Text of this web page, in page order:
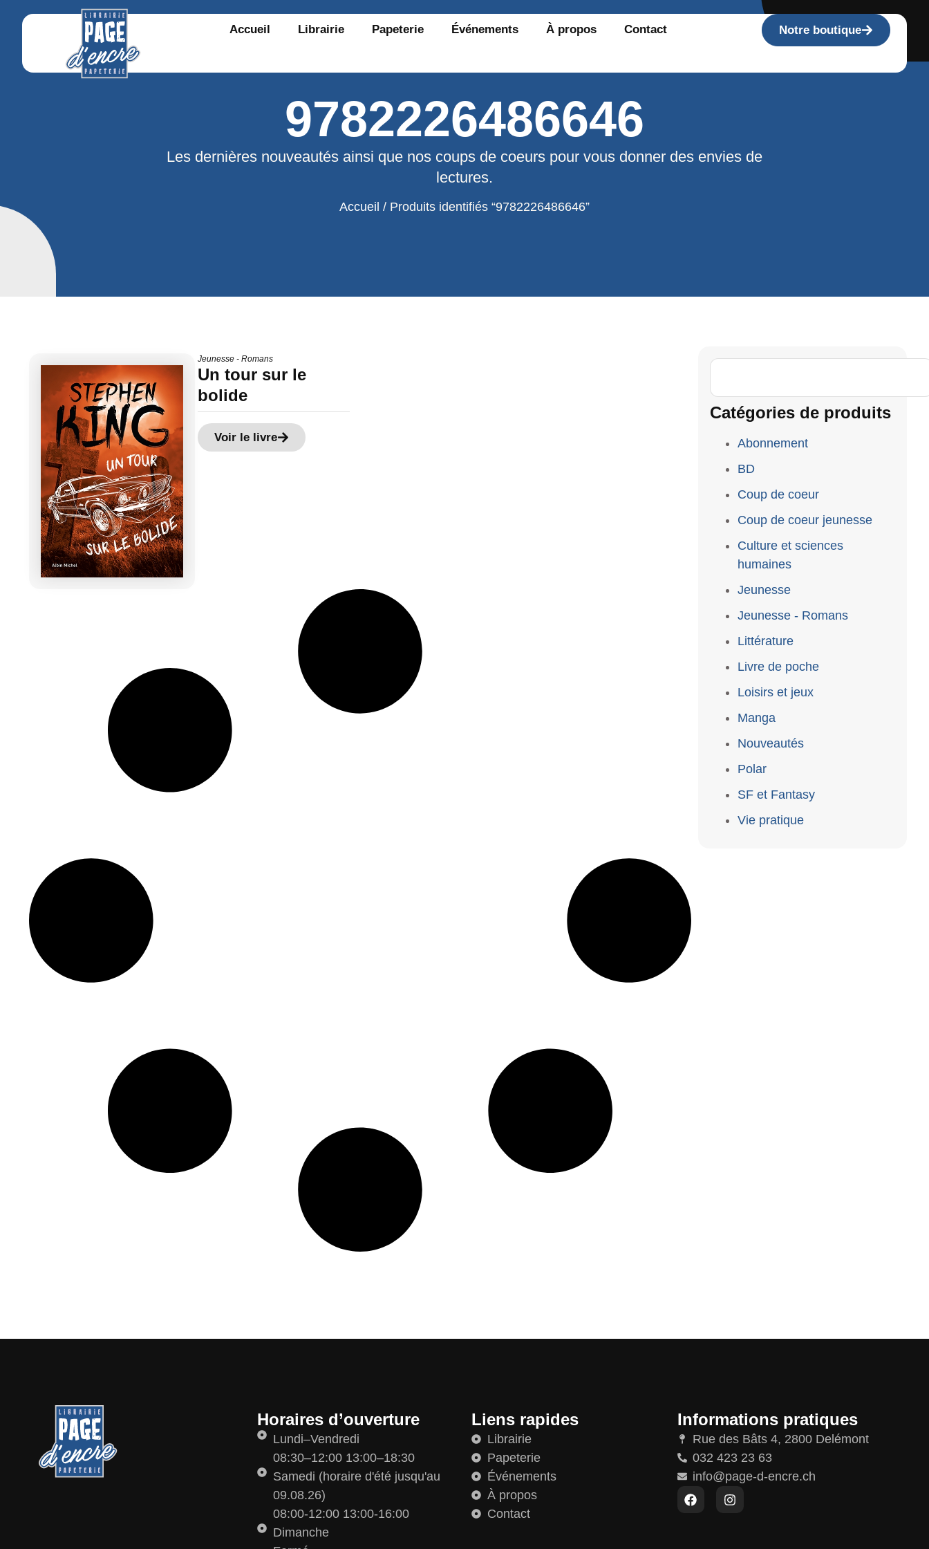
Accueil Librairie Papeterie Événements À propos Contact Notre boutique
9782226486646
Les dernières nouveautés ainsi que nos coups de coeurs pour vous donner des envies de
lectures.
Accueil / Produits identifiés “9782226486646”
Jeunesse - Romans
Un tour sur le
bolide
Voir le livre
Catégories de produits
Abonnement
BD
Coup de coeur
Coup de coeur jeunesse
Culture et sciences
humaines
Jeunesse
Jeunesse - Romans
Littérature
Livre de poche
Loisirs et jeux
Manga
Nouveautés
Polar
SF et Fantasy
Vie pratique
Horaires d’ouverture
Lundi–Vendredi
08:30–12:00 13:00–18:30
Samedi (horaire d'été jusqu'au
09.08.26)
08:00-12:00 13:00-16:00
Dimanche
Liens rapides
Librairie
Papeterie
Événements
À propos
Contact
Informations pratiques
Rue des Bâts 4, 2800 Delémont
032 423 23 63
info@page-d-encre.ch